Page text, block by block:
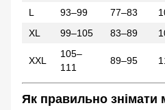
L
93–99 77–83
XL
99–105 83–89
XXL
105–
111
89–95
Як правильно знімати